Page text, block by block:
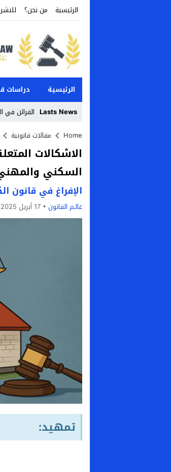
الرئيسية من نحن؟
الرئيسية دراسات
Lasts News القرائن في
Stop
Previous
Next
Home مقالات قانونية
السكني
الإفراغ في قانون
عالـم القانون 17 أبريل 2025
تمهيد: